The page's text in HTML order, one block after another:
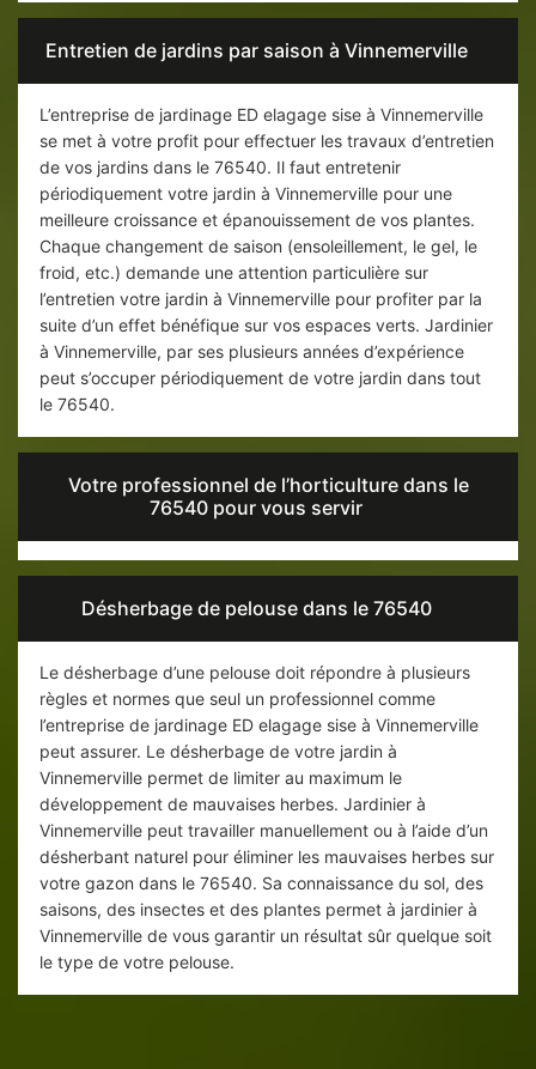
Entretien de jardins par saison à Vinnemerville
L’entreprise de jardinage ED elagage sise à Vinnemerville
se met à votre profit pour effectuer les travaux d’entretien
de vos jardins dans le 76540. Il faut entretenir
périodiquement votre jardin à Vinnemerville pour une
meilleure croissance et épanouissement de vos plantes.
Chaque changement de saison (ensoleillement, le gel, le
froid, etc.) demande une attention particulière sur
l’entretien votre jardin à Vinnemerville pour profiter par la
suite d’un effet bénéfique sur vos espaces verts. Jardinier
à Vinnemerville, par ses plusieurs années d’expérience
peut s’occuper périodiquement de votre jardin dans tout
le 76540.
Votre professionnel de l’horticulture dans le
76540 pour vous servir
Désherbage de pelouse dans le 76540
Le désherbage d’une pelouse doit répondre à plusieurs
règles et normes que seul un professionnel comme
l’entreprise de jardinage ED elagage sise à Vinnemerville
peut assurer. Le désherbage de votre jardin à
Vinnemerville permet de limiter au maximum le
développement de mauvaises herbes. Jardinier à
Vinnemerville peut travailler manuellement ou à l’aide d’un
désherbant naturel pour éliminer les mauvaises herbes sur
votre gazon dans le 76540. Sa connaissance du sol, des
saisons, des insectes et des plantes permet à jardinier à
Vinnemerville de vous garantir un résultat sûr quelque soit
le type de votre pelouse.